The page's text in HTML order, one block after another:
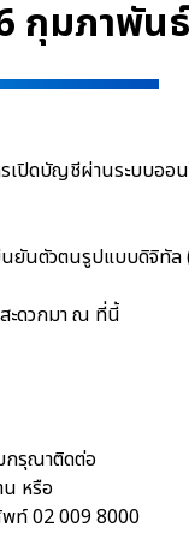
กุมภาพัน
ปิดบัญชีผ่านระบบออ
ยันตัวตนรูปแบบดิจิทั
ะดวกมา ณ ที่นี้
กรุณาติดต่อ
หรือ
ท์ 02 009 8000